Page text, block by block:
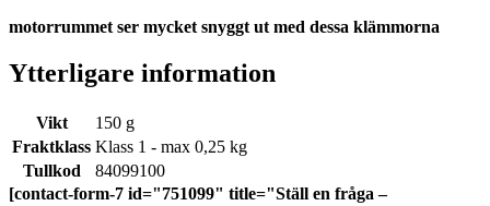
motorrummet ser mycket snyggt ut med dessa klämmorna
Ytterligare information
Vikt
150 g
Fraktklass Klass 1 - max 0,25 kg
Tullkod
84099100
[contact-form-7 id="751099" title="Ställ en fråga –